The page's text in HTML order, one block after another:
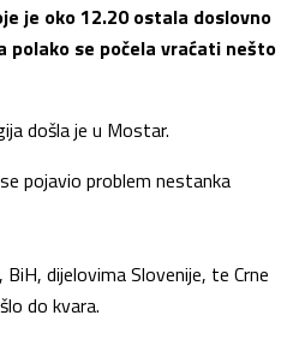
je oko 12.20 ostala doslovno
polako se počela vraćati nešto
došla je u Mostar.
pojavio problem nestanka
dijelovima Slovenije, te Crne
do kvara.